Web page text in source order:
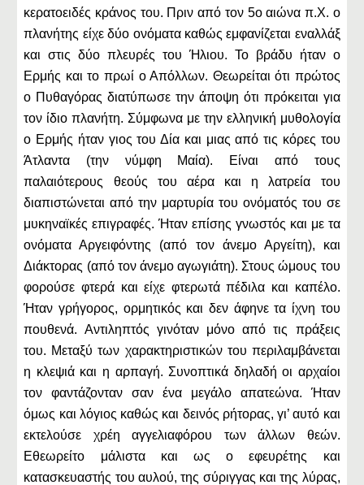
κερατοειδές κράνος του. Πριν από τον 5ο αιώνα π.Χ. ο
πλανήτης είχε δύο ονόματα καθώς εμφανίζεται εναλλάξ
και στις δύο πλευρές του Ήλιου. Το βράδυ ήταν ο
Ερμής και το πρωί ο Απόλλων. Θεωρείται ότι πρώτος
ο Πυθαγόρας διατύπωσε την άποψη ότι πρόκειται για
τον ίδιο πλανήτη. Σύμφωνα με την ελληνική μυθολογία
ο Ερμής ήταν γιος του Δία και μιας από τις κόρες του
Άτλαντα (την νύμφη Μαία). Είναι από τους
παλαιότερους θεούς του αέρα και η λατρεία του
διαπιστώνεται από την μαρτυρία του ονόματός του σε
μυκηναϊκές επιγραφές. Ήταν επίσης γνωστός και με τα
ονόματα Αργειφόντης (από τον άνεμο Αργείτη), και
Διάκτορας (από τον άνεμο αγωγιάτη). Στους ώμους του
φορούσε φτερά και είχε φτερωτά πέδιλα και καπέλο.
Ήταν γρήγορος, ορμητικός και δεν άφηνε τα ίχνη του
πουθενά. Αντιληπτός γινόταν μόνο από τις πράξεις
του. Μεταξύ των χαρακτηριστικών του περιλαμβάνεται
η κλεψιά και η αρπαγή. Συνοπτικά δηλαδή οι αρχαίοι
τον φαντάζονταν σαν ένα μεγάλο απατεώνα. Ήταν
όμως και λόγιος καθώς και δεινός ρήτορας, γι’ αυτό και
εκτελούσε χρέη αγγελιαφόρου των άλλων θεών.
Εθεωρείτο μάλιστα και ως ο εφευρέτης και
κατασκευαστής του αυλού, της σύριγγας και της λύρας,